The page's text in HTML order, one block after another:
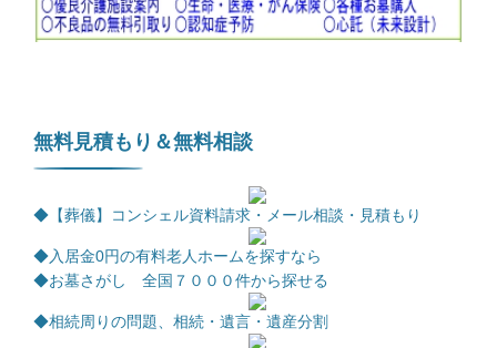
無料見積もり＆無料相談
◆【葬儀】コンシェル資料請求・メール相談・見積もり
◆入居金0円の有料老人ホームを探すなら
◆お墓さがし 全国７０００件から探せる
◆相続周りの問題、相続・遺言・遺産分割